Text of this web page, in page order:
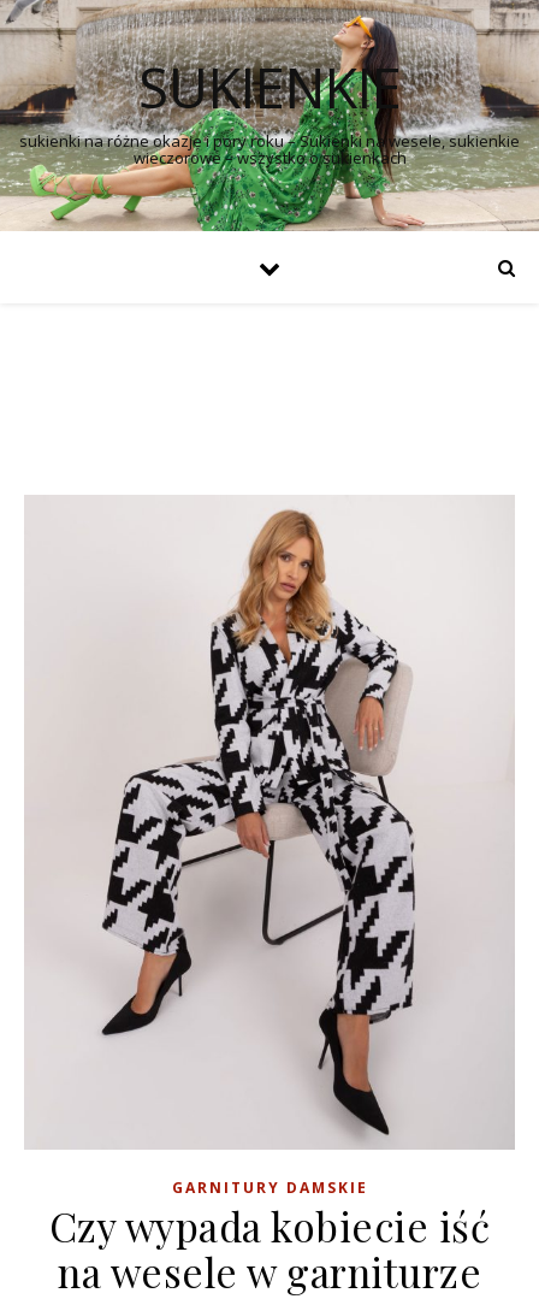
SUKIENKIE
sukienki na różne okazje i pory roku – Sukienki na wesele, sukienkie
wieczorowe – wszystko o sukienkach
GARNITURY DAMSKIE
Czy wypada kobiecie iść
na wesele w garniturze